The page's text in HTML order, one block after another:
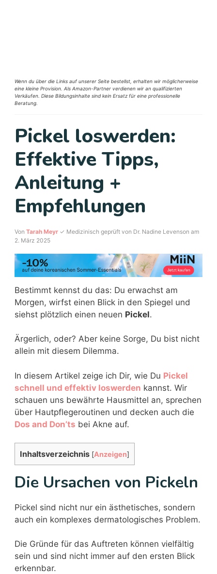
Wenn du über die Links auf unserer Seite bestellst, erhalten wir möglicherweise
eine kleine Provision. Als Amazon-Partner verdienen wir an qualifizierten
Verkäufen. Diese Bildungsinhalte sind kein Ersatz für eine professionelle
Beratung.
Pickel loswerden:
Effektive Tipps,
Anleitung +
Empfehlungen
Von Tarah Meyr ✓ Medizinisch geprüft von Dr. Nadine Levenson am
2. März 2025
Bestimmt kennst du das: Du erwachst am
Morgen, wirfst einen Blick in den Spiegel und
siehst plötzlich einen neuen Pickel.
Ärgerlich, oder? Aber keine Sorge, Du bist nicht
allein mit diesem Dilemma.
In diesem Artikel zeige ich Dir, wie Du Pickel
schnell und effektiv loswerden kannst. Wir
schauen uns bewährte Hausmittel an, sprechen
über Hautpflegeroutinen und decken auch die
Dos and Don’ts bei Akne auf.
Inhaltsverzeichnis [Anzeigen]
Die Ursachen von Pickeln
Pickel sind nicht nur ein ästhetisches, sondern
auch ein komplexes dermatologisches Problem.
Die Gründe für das Auftreten können vielfältig
sein und sind nicht immer auf den ersten Blick
erkennbar.